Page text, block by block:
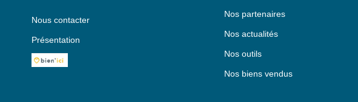
Nous contacter
Présentation
Nos partenaires
Nos actualités
Nos outils
Nos biens vendus